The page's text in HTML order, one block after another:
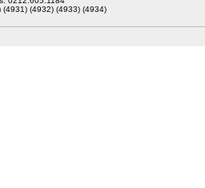
(4932) (4933) (4934)